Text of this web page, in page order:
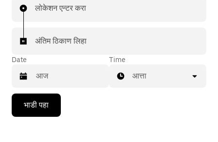
लोकेशन एन्टर करा
अंतिम ठिकाण लिहा
Date
Press
down
Time
आत्ता
भाडी पहा